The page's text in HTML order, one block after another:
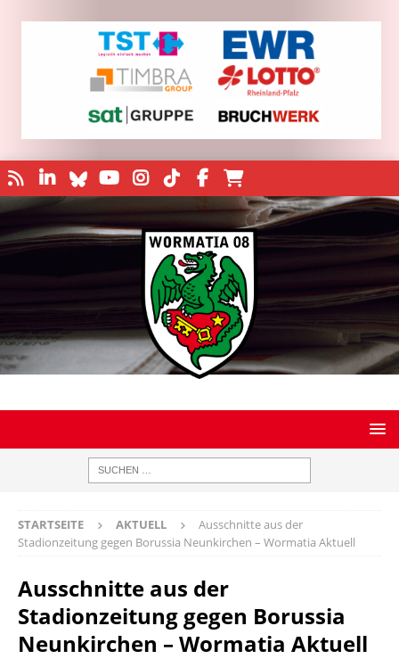
STARTSEITE AKTUELL
Ausschnitte aus der
Stadionzeitung gegen Borussia Neunkirchen – Wormatia Aktuell
Ausschnitte aus der
Stadionzeitung gegen Borussia
Neunkirchen – Wormatia Aktuell